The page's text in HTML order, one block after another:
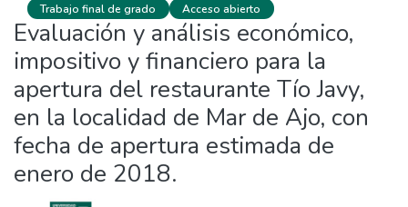
Trabajo final de grado Acceso abierto
Evaluación y análisis económico,
impositivo y financiero para la
apertura del restaurante Tío Javy,
en la localidad de Mar de Ajo, con
fecha de apertura estimada de
enero de 2018.